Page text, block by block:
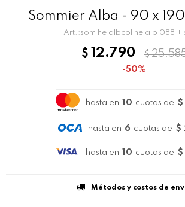
Sommier Alba - 90 x 190
som he albcol he alb 088 +
$ 12.790 $
50
hasta en 10 cuotas de $
hasta en 6 cuotas de $
hasta en 10 cuotas de $
Métodos y costos de